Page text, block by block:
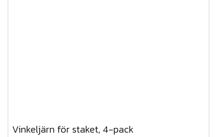
Vinkeljärn för staket, 4-pack